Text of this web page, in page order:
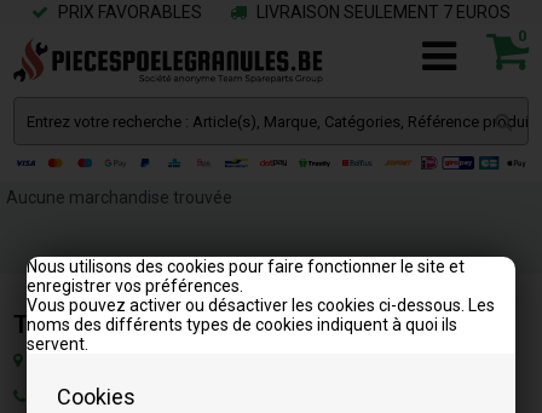
Cookies
Nous utilisons des cookies pour faire fonctionner le site et
enregistrer vos préférences.
Vous pouvez activer ou désactiver les cookies ci-dessous. Les
noms des différents types de cookies indiquent à quoi ils
servent.
PRIX FAVORABLES LIVRAISON SEULEMENT 7 EUROS
0
Aucune marchandise trouvée
Team SpareParts Group ApS
Tél: +33 1 83 79 00 18